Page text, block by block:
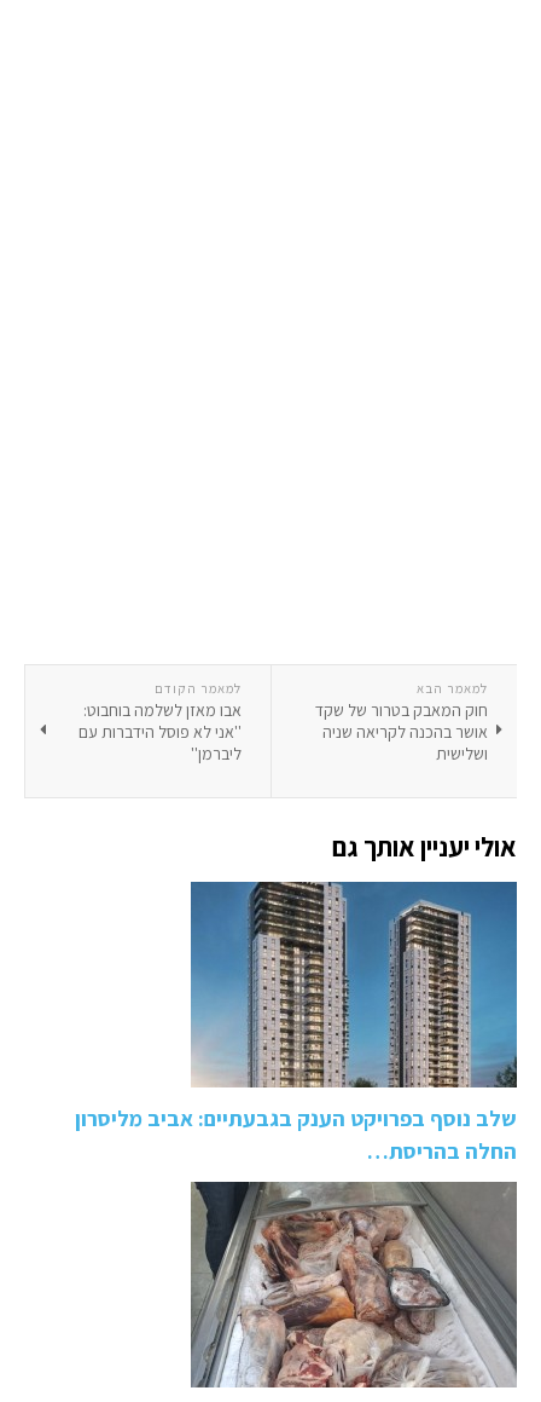
למאמר הקודם
אבו מאזן לשלמה בוחבוט:
''אני לא פוסל הידברות עם
ליברמן''
למאמר הבא
חוק המאבק בטרור של שקד
אושר בהכנה לקריאה שניה
ושלישית
אולי יעניין אותך גם
שלב נוסף בפרויקט הענק בגבעתיים: אביב מליסרון
החלה בהריסת…